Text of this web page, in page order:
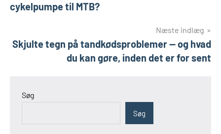
cykelpumpe til MTB?
Næste indlæg
Skjulte tegn på tandkødsproblemer — og hvad
du kan gøre, inden det er for sent
Søg
Søg